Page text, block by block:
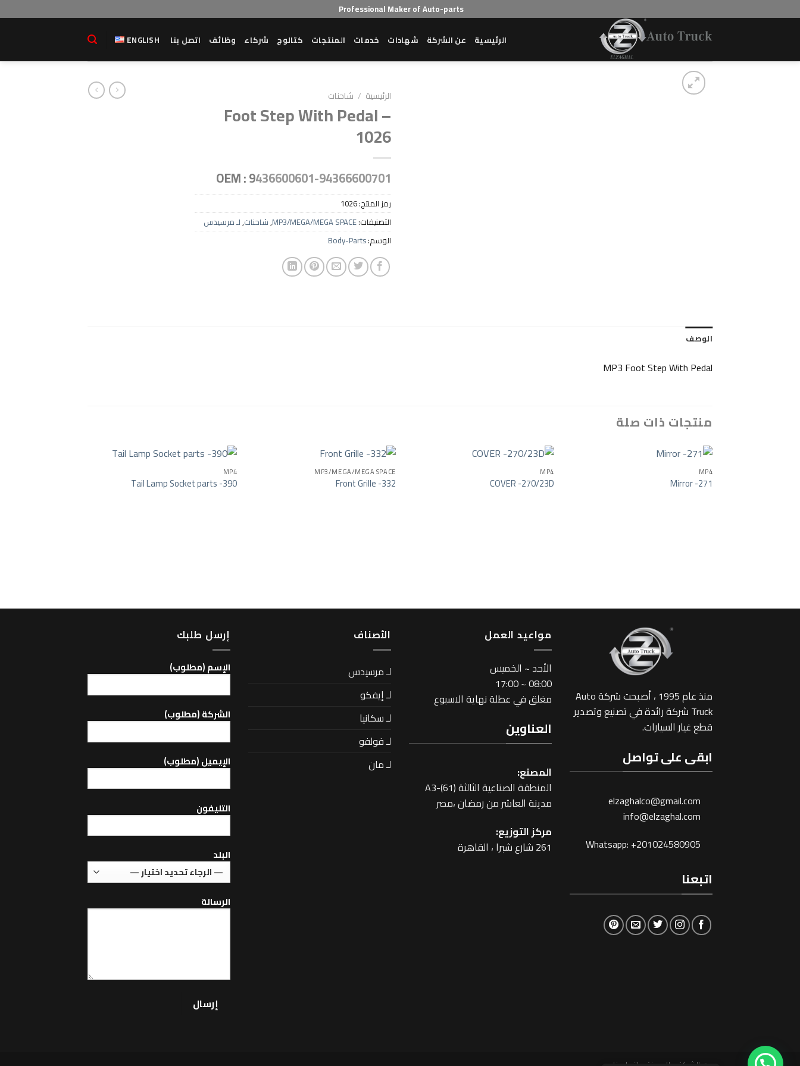
to
Professional Maker of Auto-parts
الرئيسية عن الشركة شهادات خدمات المنتجات كتالوج شركاء وظائف اتصل بنا ENGLISH
Add to wishlist
الرئيسية / شاحنات
Foot Step With Pedal –
1026
OEM : 9436600601-94366600701
رمز المنتج:1026
التصنيفات:MP3/MEGA/MEGA SPACE
,شاحنات,لـ مرسيدس
الوسم:Body-Parts
الوصف
MP3 Foot Step With Pedal
منتجات ذات صلة
Add to wishlist
MP4
Mirror -271
Add to wishlist
MP4
COVER -270/23D
Add to wishlist
MP3/MEGA/MEGA SPACE
Front Grille -332
MP4
Tail Lamp Socket parts -390
منذ عام 1995 ، أصبحت شركة Auto
Truck شركة رائدة في تصنيع وتصدير
قطع غيار السيارات.
ابقى على تواصل
elzaghalco@gmail.com
info@elzaghal.com
Whatsapp: +201024580905
اتبعنا
مواعيد العمل
اﻷحد ~ الخميس
08:00 ~ 17:00
مغلق في عطلة نهاية الاسبوع
العناوين
المصنع:
المنطقة الصناعية الثالثة A3-(61)
مدينة العاشر من رمضان ،مصر
مركز التوزيع:
261 شارع شبرا ، القاهرة
اﻷصناف
لـ مرسيدس
لـ إيفكو
لـ سكانيا
لـ فولفو
لـ مان
إرسل طلبك
اﻹسم (مطلوب)
الشركة (مطلوب)
اﻹيميل (مطلوب)
التليفون
البلد
الرسالة